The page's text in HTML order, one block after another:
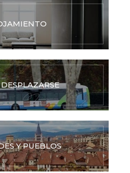
Y PUEBLOS